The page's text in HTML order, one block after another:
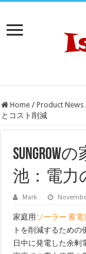
Home / Product News
とコスト削減
Sungrow
池：電力
Mark
家庭用 ソーラー 蓄電
トを削減するための
日中に発電した余剰